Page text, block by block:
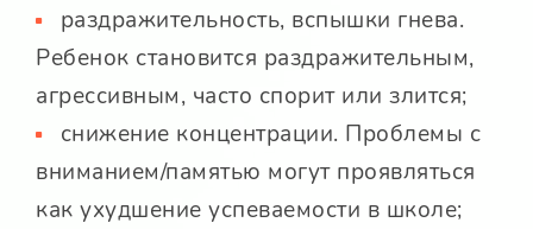
раздражительность, вспышки гнева.
Ребенок становится раздражительным,
агрессивным, часто спорит или злится;
снижение концентрации. Проблемы с
вниманием/памятью могут проявляться
как ухудшение успеваемости в школе;